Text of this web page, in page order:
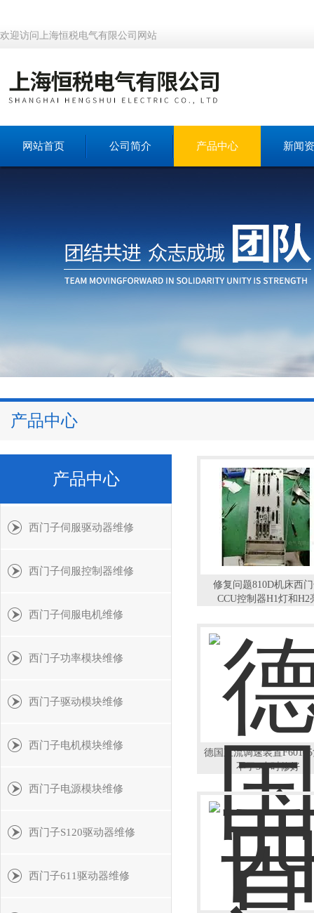
欢迎访问上海恒税电气有限公司网站
网站首页 公司简介 产品中心 新闻
产品中心
产品中心
西门子伺服驱动器维修
西门子伺服控制器维修
西门子伺服电机维修
西门子功率模块维修
西门子驱动模块维修
西门子电机模块维修
西门子电源模块维修
西门子S120驱动器维修
西门子611驱动器维修
修复问题810D机床西
CCU控制器H1灯和H2
德国直流调速装置
不了3小时修好